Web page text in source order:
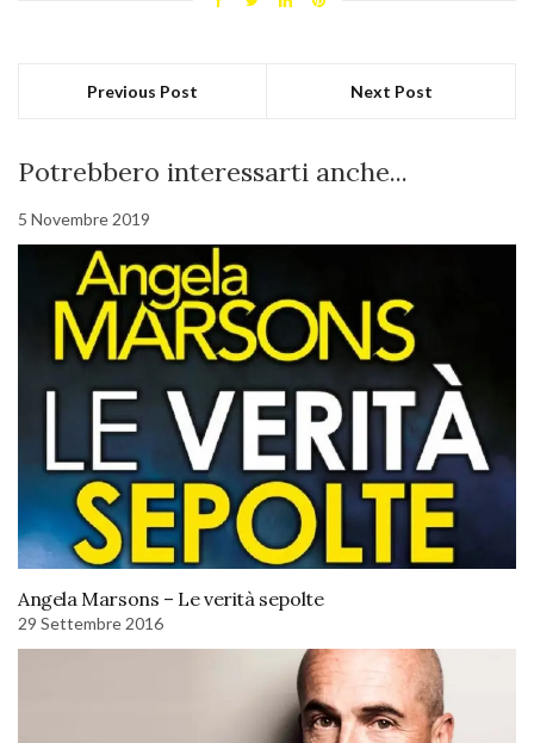
Previous Post Next Post
Potrebbero interessarti anche...
5 Novembre 2019
Angela Marsons – Le verità sepolte
29 Settembre 2016